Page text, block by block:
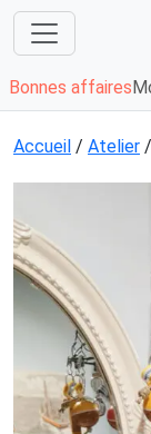
Bonnes affaires
Accueil / Atelier